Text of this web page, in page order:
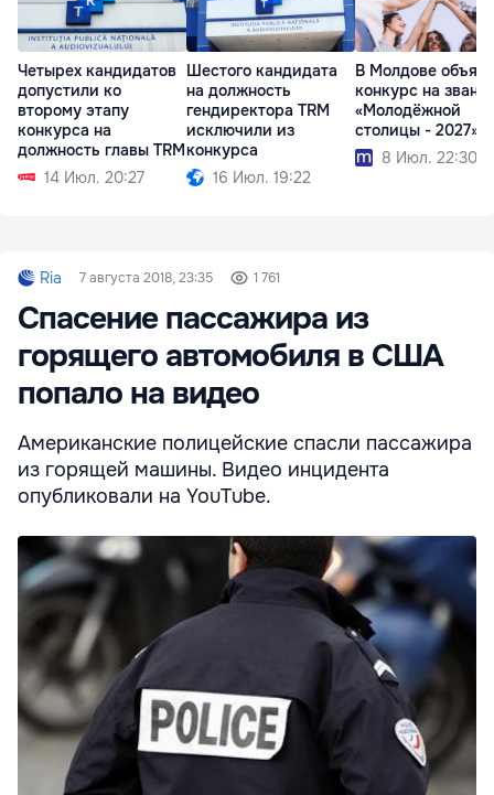
Четырех кандидатов
допустили ко
второму этапу
конкурса на
должность главы TRM
14 Июл. 20:27
Шестого кандидата
на должность
гендиректора TRM
исключили из
конкурса
16 Июл. 19:22
В Молдове
конкурс на
«Молодёжной
столицы - 2027»
8 Июл. 22:30
Ria 7 августа 2018, 23:35 1 761
Спасение пассажира из
горящего автомобиля в США
попало на видео
Американские полицейские спасли пассажира
из горящей машины. Видео инцидента
опубликовали на YouTube.